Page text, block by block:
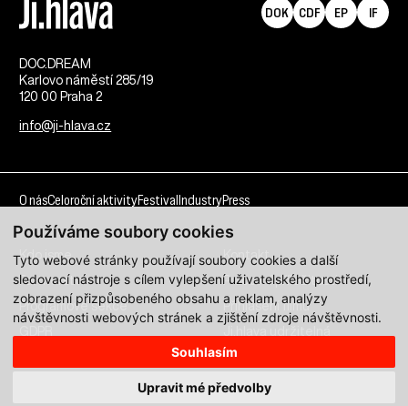
Používáme soubory cookies
Tyto webové stránky používají soubory cookies a další
sledovací nástroje s cílem vylepšení uživatelského prostředí,
zobrazení přizpůsobeného obsahu a reklam, analýzy
návštěvnosti webových stránek a zjištění zdroje návštěvnosti.
Souhlasím
Upravit mé předvolby
DOC.DREAM​
Karlovo náměstí 285/19
120 00 Praha 2
info@ji-hlava.cz
DOK CDF EP IF
O násCeloroční aktivityFestival IndustryPress
Kdo jsme
Kontakt
Partnerství
Pracovní příležitosti
Programové sekce
Přihlášení filmu
Všechna práva vyhrazena DOC.DREAM services s. r. o.
Zásady zpracování osobních údajů pro MFDF Ji.hlava zde